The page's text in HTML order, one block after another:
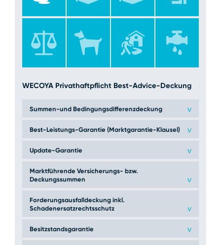
WECOYA Privathaftpflicht Best-Advice-Deckung
Summen-und Bedingungsdifferenzdeckung >
Best-Leistungs-Garantie (Marktgarantie-Klausel) >
Update-Garantie >
Marktführende Versicherungs- bzw.
Deckungssummen
>
Forderungsausfalldeckung inkl.
Schadenersatzrechtsschutz
>
Besitzstandsgarantie >